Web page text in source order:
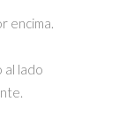
encima.
al lado